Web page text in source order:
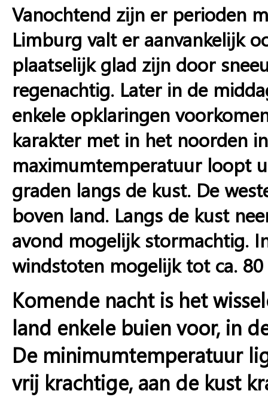
Vanochtend zijn er perioden
Limburg valt er aanvankelijk
plaatselijk glad zijn door
regenachtig. Later in de
enkele opklaringen
karakter met in het noorden
maximumtemperatuur loopt
graden langs de kust. De
boven land. Langs de kust
avond mogelijk stormachtig.
windstoten mogelijk tot ca.
Komende nacht is het
land enkele buien voor, in
De minimumtemperatuur
vrij krachtige, aan de kust